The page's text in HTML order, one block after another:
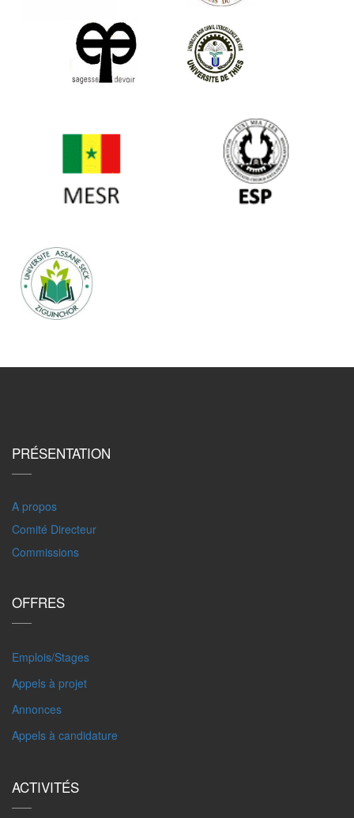
PRÉSENTATION
A propos
Comité Directeur
Commissions
OFFRES
Emplois/Stages
Appels à projet
Annonces
Appels à candidature
ACTIVITÉS